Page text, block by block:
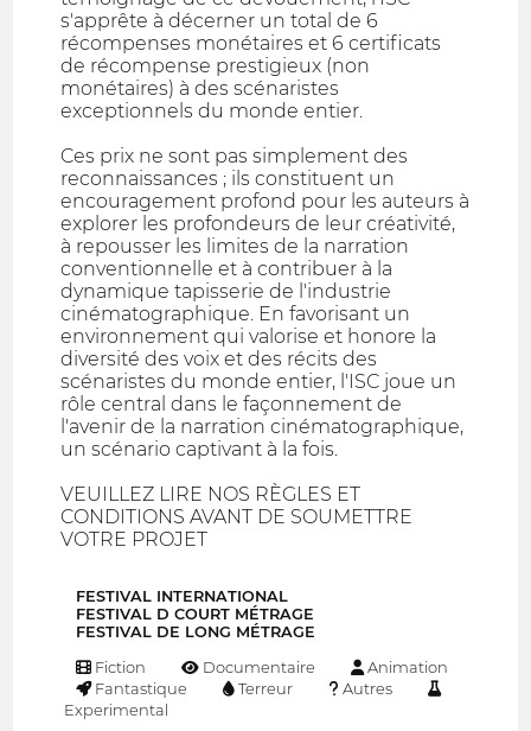
s'apprête à décerner un total de 6
récompenses monétaires et 6 certificats
de récompense prestigieux (non
monétaires) à des scénaristes
exceptionnels du monde entier.
Ces prix ne sont pas simplement des
reconnaissances ; ils constituent un
encouragement profond pour les auteurs à
explorer les profondeurs de leur créativité,
à repousser les limites de la narration
conventionnelle et à contribuer à la
dynamique tapisserie de l'industrie
cinématographique. En favorisant un
environnement qui valorise et honore la
diversité des voix et des récits des
scénaristes du monde entier, l'ISC joue un
rôle central dans le façonnement de
l'avenir de la narration cinématographique,
un scénario captivant à la fois.
VEUILLEZ LIRE NOS RÈGLES ET
CONDITIONS AVANT DE SOUMETTRE
VOTRE PROJET
FESTIVAL INTERNATIONAL
FESTIVAL D COURT MÉTRAGE
FESTIVAL DE LONG MÉTRAGE
Fiction Documentaire
Animation
Fantastique
Terreur
Autres
Experimental